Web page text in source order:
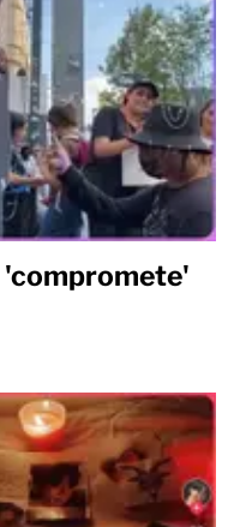
'compromete'